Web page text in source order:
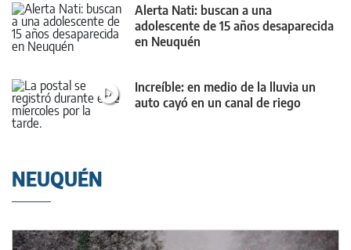
Alerta Nati: buscan a una
adolescente de 15 años desaparecida
en Neuquén
Increíble: en medio de la lluvia un
auto cayó en un canal de riego
NEUQUÉN